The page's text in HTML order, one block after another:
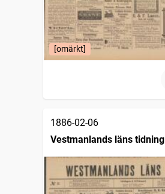
[omärkt]
1886-02-06
Vestmanlands läns tidning